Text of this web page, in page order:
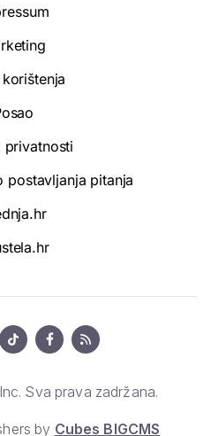
privatnosti
postavljanja pitanja
Sva prava zadržana.
by Cubes BIGCMS